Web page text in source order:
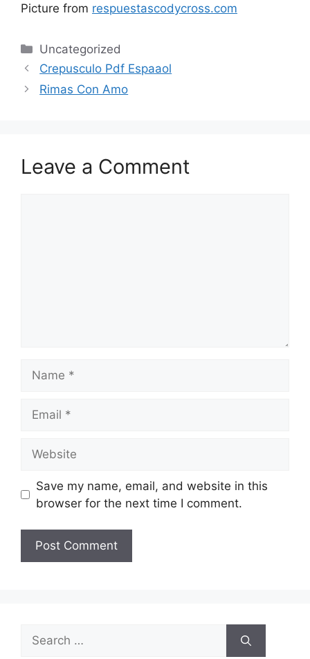
Picture from respuestascodycross.com
Categories
Uncategorized
Crepusculo Pdf Espaaol
Rimas Con Amo
Leave a Comment
Save my name, email, and website in this
browser for the next time I comment.
Search
for: